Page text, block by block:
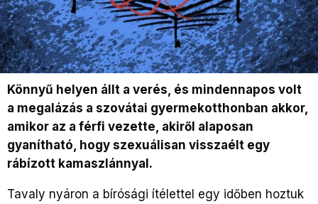
Könnyű helyen állt a verés, és mindennapos volt
a megalázás a szovátai gyermekotthonban akkor,
amikor az a férfi vezette, akiről alaposan
gyanítható, hogy szexuálisan visszaélt egy
rábízott kamaszlánnyal.
Tavaly nyáron a bírósági ítélettel egy időben hoztuk